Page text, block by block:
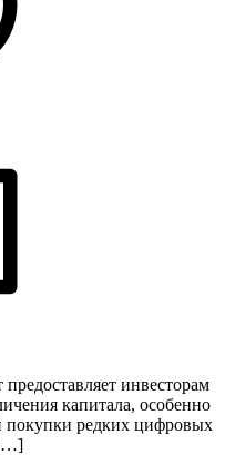
инвесторам
капитала, особенно
покупки редких цифровых
[…]